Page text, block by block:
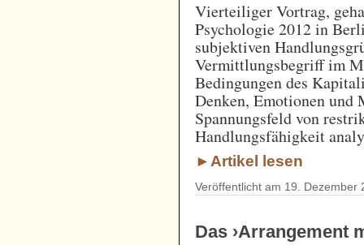
Vierteiliger Vortrag,
Psychologie 2012 in
subjektiven
Vermittlungsbegriff im
Bedingungen des
Denken, Emotionen
Spannungsfeld von
Handlungsfähigkeit
►Artikel lesen
Veröffentlicht am 19. Dezember
Das ›Arrangement